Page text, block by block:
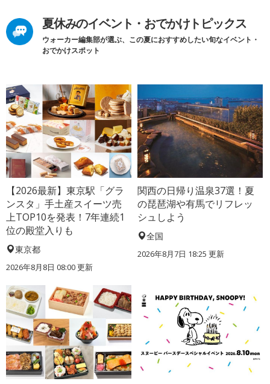
夏休みのイベント・おでかけトピックス
ウォーカー編集部が選ぶ、この夏におすすめしたい旬なイベント・
おでかけスポット
【2026最新】東京駅「グラ
ンスタ」手土産スイーツ売
上TOP10を発表！7年連続1
位の殿堂入りも
東京都
2026年8月8日 08:00更新
関西の日帰り温泉37選！夏
の琵琶湖や有馬でリフレッ
シュしよう
全国
2026年8月7日 18:25 更新